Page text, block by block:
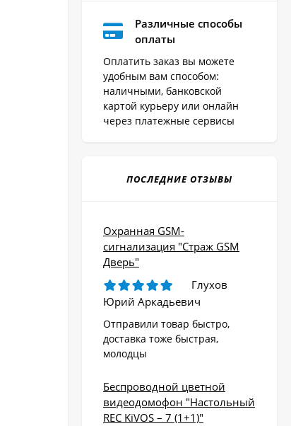
Различные способы
оплаты
Оплатить заказ вы можете
удобным вам способом:
наличными, банковской
картой курьеру или онлайн
через платежные сервисы
ПОСЛЕДНИЕ ОТЗЫВЫ
Охранная GSM-
сигнализация "Страж GSM
Дверь"
Глухов
Юрий Аркадьевич
Отправили товар быстро,
доставка тоже быстрая,
молодцы
Беспроводной цветной
видеодомофон "Настольный
REC KiVOS – 7 (1+1)"